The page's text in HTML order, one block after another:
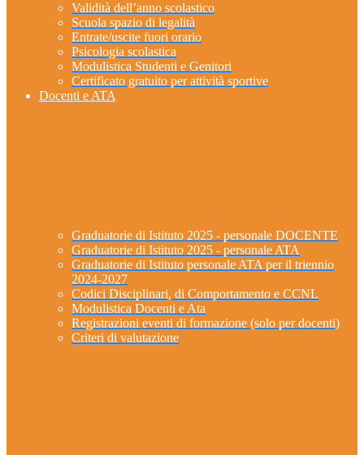
Validità dell’anno scolastico
Scuola spazio di legalità
Entrate/uscite fuori orario
Psicologia scolastica
Modulistica Studenti e Genitori
Certificato gratuito per attività sportive
Docenti e ATA
Graduatorie di Istituto 2025 - personale DOCENTE
Graduatorie di Istituto 2025 - personale ATA
Graduatorie di Istituto personale ATA per il triennio
2024-2027
Codici Disciplinari, di Comportamento e CCNL
Modulistica Docenti e Ata
Registrazioni eventi di formazione (solo per docenti)
Criteri di valutazione